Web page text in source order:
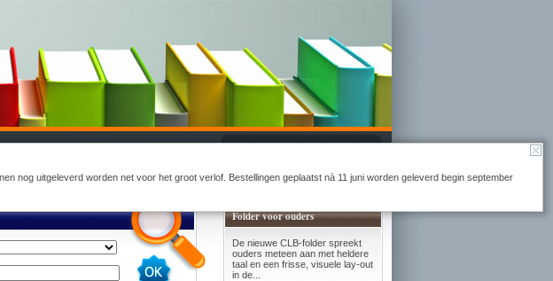
nog uitgeleverd worden net voor het groot verlof. Bestellingen geplaatst nà 11 juni worden geleverd begin september
Folder voor ouders
De nieuwe CLB-folder spreekt
ouders meteen aan met heldere
taal en een frisse, visuele lay-out
in de...